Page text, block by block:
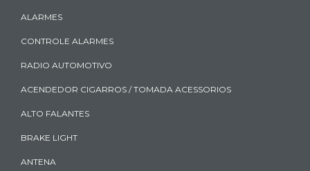
ALARMES
CONTROLE ALARMES
RADIO AUTOMOTIVO
ACENDEDOR CIGARROS / TOMADA ACESSORIOS
ALTO FALANTES
BRAKE LIGHT
ANTENA